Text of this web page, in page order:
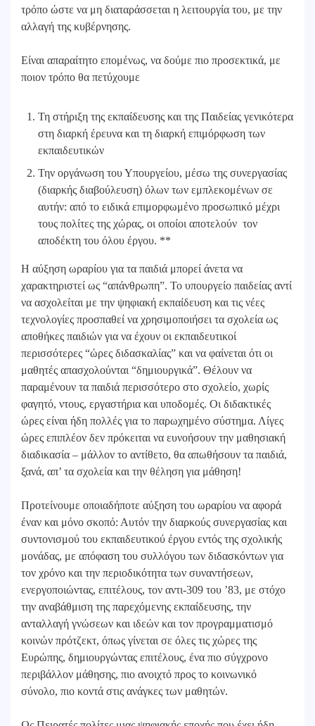
τρόπο ώστε να μη διαταράσσεται η λειτουργία του, με την
αλλαγή της κυβέρνησης.
Είναι απαραίτητο επομένως, να δούμε πιο προσεκτικά, με
ποιον τρόπο θα πετύχουμε
Τη στήριξη της εκπαίδευσης και της Παιδείας γενικότερα
στη διαρκή έρευνα και τη διαρκή επιμόρφωση των
εκπαιδευτικών
Την οργάνωση του Υπουργείου, μέσω της συνεργασίας
(διαρκής διαβούλευση) όλων των εμπλεκομένων σε
αυτήν: από το ειδικά επιμορφωμένο προσωπικό μέχρι
τους πολίτες της χώρας, οι οποίοι αποτελούν τον
αποδέκτη του όλου έργου. **
Η αύξηση ωραρίου για τα παιδιά μπορεί άνετα να
χαρακτηριστεί ως “απάνθρωπη”. Το υπουργείο παιδείας αντί
να ασχολείται με την ψηφιακή εκπαίδευση και τις νέες
τεχνολογίες προσπαθεί να χρησιμοποιήσει τα σχολεία ως
αποθήκες παιδιών για να έχουν οι εκπαιδευτικοί
περισσότερες “ώρες διδασκαλίας” και να φαίνεται ότι οι
μαθητές απασχολούνται “δημιουργικά”. Θέλουν να
παραμένουν τα παιδιά περισσότερο στο σχολείο, χωρίς
φαγητό, ντους, εργαστήρια και υποδομές. Οι διδακτικές
ώρες είναι ήδη πολλές για το παρωχημένο σύστημα. Λίγες
ώρες επιπλέον δεν πρόκειται να ευνοήσουν την μαθησιακή
διαδικασία – μάλλον το αντίθετο, θα απωθήσουν τα παιδιά,
ξανά, απ’ τα σχολεία και την θέληση για μάθηση!
Προτείνουμε οποιαδήποτε αύξηση του ωραρίου να αφορά
έναν και μόνο σκοπό: Αυτόν την διαρκούς συνεργασίας και
συντονισμού του εκπαιδευτικού έργου εντός της σχολικής
μονάδας, με απόφαση του συλλόγου των διδασκόντων για
τον χρόνο και την περιοδικότητα των συναντήσεων,
ενεργοποιώντας, επιτέλους, τον αντι-309 του ’83, με στόχο
την αναβάθμιση της παρεχόμενης εκπαίδευσης, την
ανταλλαγή γνώσεων και ιδεών και τον προγραμματισμό
κοινών πρότζεκτ, όπως γίνεται σε όλες τις χώρες της
Ευρώπης, δημιουργώντας επιτέλους, ένα πιο σύγχρονο
περιβάλλον μάθησης, πιο ανοιχτό προς το κοινωνικό
σύνολο, πιο κοντά στις ανάγκες των μαθητών.